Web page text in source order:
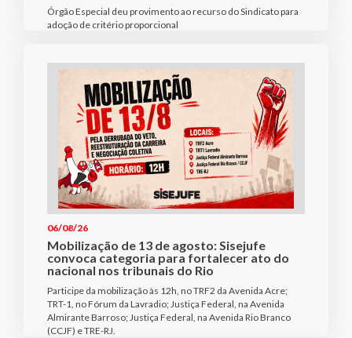
Órgão Especial deu provimento ao recurso do Sindicato para
adoção de critério proporcional
06/08/26
Mobilização de 13 de agosto: Sisejufe
convoca categoria para fortalecer ato do
nacional nos tribunais do Rio
Participe da mobilização às 12h, no TRF2 da Avenida Acre;
TRT-1, no Fórum da Lavradio; Justiça Federal, na Avenida
Almirante Barroso; Justiça Federal, na Avenida Rio Branco
(CCJF) e TRE-RJ.